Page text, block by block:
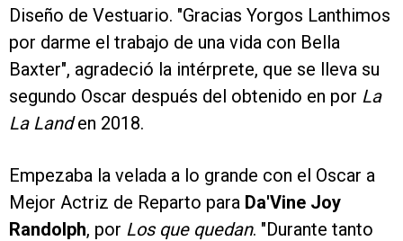
Diseño de Vestuario. "Gracias Yorgos Lanthimos
por darme el trabajo de una vida con Bella
Baxter", agradeció la intérprete, que se lleva su
segundo Oscar después del obtenido en por La
La Landen 2018.
Empezaba la velada a lo grande con el Oscar a
Mejor Actriz de Reparto para Da'Vine Joy
Randolph, por Los que quedan. "Durante tanto